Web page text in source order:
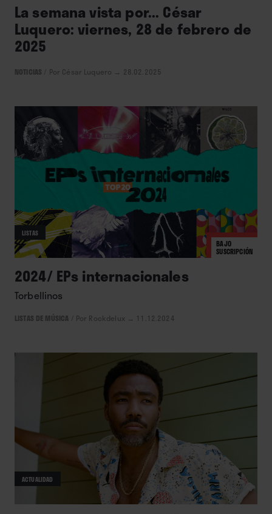
La semana vista por... César
Luquero: viernes, 28 de febrero de
2025
NOTICIAS Por César Luquero → 28.02.2025
BAJO
SUSCRIPCIÓN
LISTAS
2024/ EPs internacionales
Torbellinos
LISTAS DE MÚSICA Por Rockdelux → 11.12.2024
ACTUALIDAD